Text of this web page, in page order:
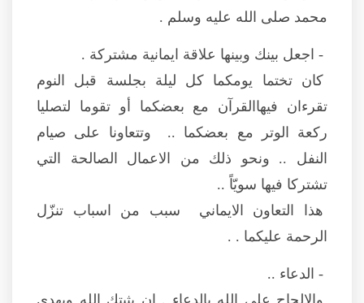
محمد صلى الله عليه وسلم .
- اجعل بينك وبينها علاقة ايمانية مشتركة .
كان تختما يومكما كل ليلة بجلسة قبل النوم
تقرءان فيهاالقرآن مع بعضكما أو تقوما لتصليا
ركعة الوتر مع بعضكما .. وتتعاونا على صيام
النفل .. ونحو ذلك من الاعمال الصالحة التي
تشتركا فيها سويّاً ..
هذا التعاون الايماني سبب من اسباب تنزّل
الرحمة عليكما . .
- الدعاء ..
والالحاح على الله بالدعاء . ان يثبتك الله ويهدي